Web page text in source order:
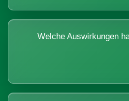
Welche Auswirkungen